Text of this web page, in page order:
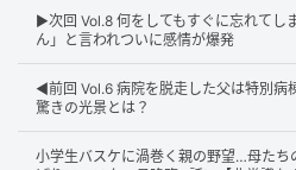
ウーマンエキサイト
▶︎次回 Vol.8 何をしてもすぐに忘れてし
ん」と言われついに感情が爆発
◀︎前回 Vol.6 病院を脱走した父は特別病
驚きの光景とは？
小学生バスケに渦巻く親の野望…母たち